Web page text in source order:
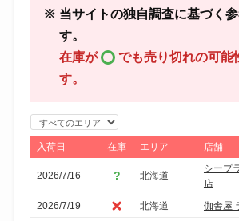
※ 当サイトの独自調査に基づく
す。
在庫が
でも売り切れの可能
す。
エ
リ
ア
で
絞
入荷日 在庫 エリア 店舗
2026/7/16 北海道
シープ
店
2026/7/19
北海道
伽舎屋